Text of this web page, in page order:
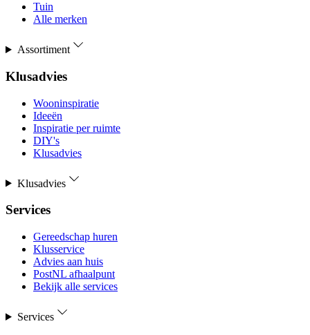
Tuin
Alle merken
Assortiment
Klusadvies
Wooninspiratie
Ideeën
Inspiratie per ruimte
DIY's
Klusadvies
Klusadvies
Services
Gereedschap huren
Klusservice
Advies aan huis
PostNL afhaalpunt
Bekijk alle services
Services